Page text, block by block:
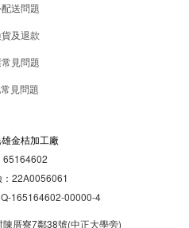
送問題
及退款
見問題
見問題
金桔加工廠
65164602
：22A0056061
165164602-00000-4
厝寮7鄰38號(中正大學旁)